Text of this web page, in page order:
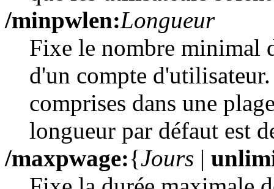
/minpwlen:Longueur
Fixe le nombre minimal
d'un compte
comprises dans une
longueur par défaut est
/maxpwage:{Jours |